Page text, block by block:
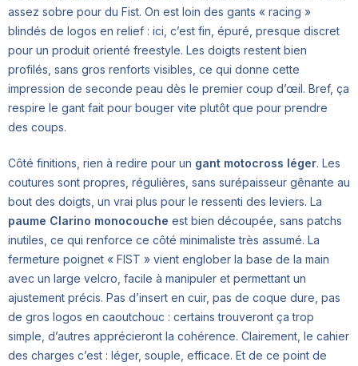
assez sobre pour du Fist. On est loin des gants « racing »
blindés de logos en relief : ici, c’est fin, épuré, presque discret
pour un produit orienté freestyle. Les doigts restent bien
profilés, sans gros renforts visibles, ce qui donne cette
impression de seconde peau dès le premier coup d’œil. Bref, ça
respire le gant fait pour bouger vite plutôt que pour prendre
des coups.
Côté finitions, rien à redire pour un gant motocross léger. Les
coutures sont propres, régulières, sans surépaisseur gênante au
bout des doigts, un vrai plus pour le ressenti des leviers. La
paume Clarino monocouche est bien découpée, sans patchs
inutiles, ce qui renforce ce côté minimaliste très assumé. La
fermeture poignet « FIST » vient englober la base de la main
avec un large velcro, facile à manipuler et permettant un
ajustement précis. Pas d’insert en cuir, pas de coque dure, pas
de gros logos en caoutchouc : certains trouveront ça trop
simple, d’autres apprécieront la cohérence. Clairement, le cahier
des charges c’est : léger, souple, efficace. Et de ce point de